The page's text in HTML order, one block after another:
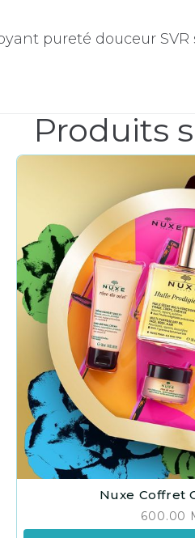
pureté douceur
Produits
Nuxe Coffret
600.00